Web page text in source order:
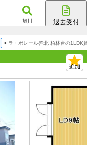
旭川 退去受付
ラ・ポレール啓北 柏林台の1LDK